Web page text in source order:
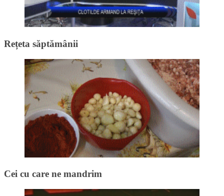
Rețeta săptămânii
Cei cu care ne mandrim